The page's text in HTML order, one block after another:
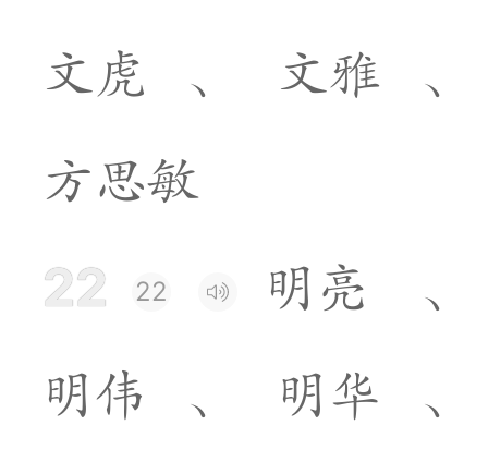
文虎 、 文雅
、
方思敏
22 22 明 亮
、
明伟 、 明 华
、